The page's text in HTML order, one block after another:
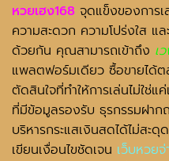
หวยเฮง168 จุดแข็งของการ
ความสะดวก ความโปร่งใส แ
ด้วยกัน คุณสามารถเข้าถึง เ
แพลตฟอร์มเดียว ซื้อขายได้
ตัดสินใจที่ทำให้การเล่นไม่ใช่
ที่มีข้อมูลรองรับ ธุรกรรมฝาก
บริหารกระแสเงินสดได้ไม่สะ
เขียนเงื่อนไขชัดเจน เว็บหวย